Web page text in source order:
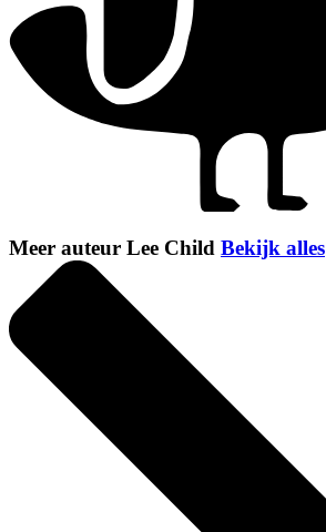
Meer auteur Lee Child Bekijk alles